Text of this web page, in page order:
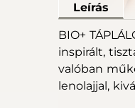
Leírás
BIO+
inspirált,
valóban
lenolajjal,